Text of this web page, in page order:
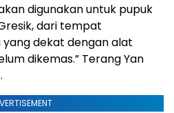
digunakan untuk pupuk
dari tempat
dekat dengan alat
dikemas.” Terang Yan